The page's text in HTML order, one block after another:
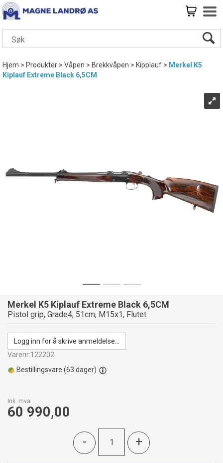
Hjem>Produkter>Våpen>Brekkvåpen>Kipplauf> Merkel K5
Kiplauf Extreme Black 6,5CM
Merkel K5 Kiplauf Extreme Black 6,5CM
Pistol grip, Grade4, 51cm, M15x1, Flutet
Logg inn for å skrive anmeldelse...
Varenr:122202
Ink. mva
60 990,00
- +
Bestillingsvare (63 dager)